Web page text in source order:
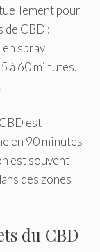
pour
CBD :
spray
à 60 minutes.
est
en 90 minutes
est souvent
des zones
du CBD